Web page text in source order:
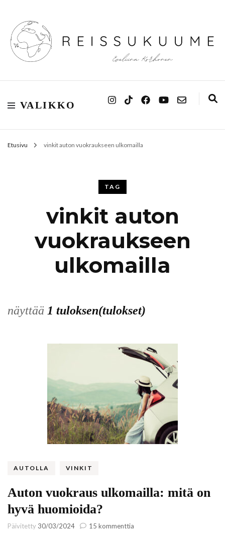
Reissukuume
VALIKKO
Etusivu vinkit auton vuokraukseen ulkomailla
TAG
vinkit auton
vuokraukseen
ulkomailla
näyttää 1 tuloksen(tulokset)
AUTOLLA VINKIT
Auton vuokraus ulkomailla: mitä on
hyvä huomioida?
Päivitetty 30/03/2024 15 kommenttia